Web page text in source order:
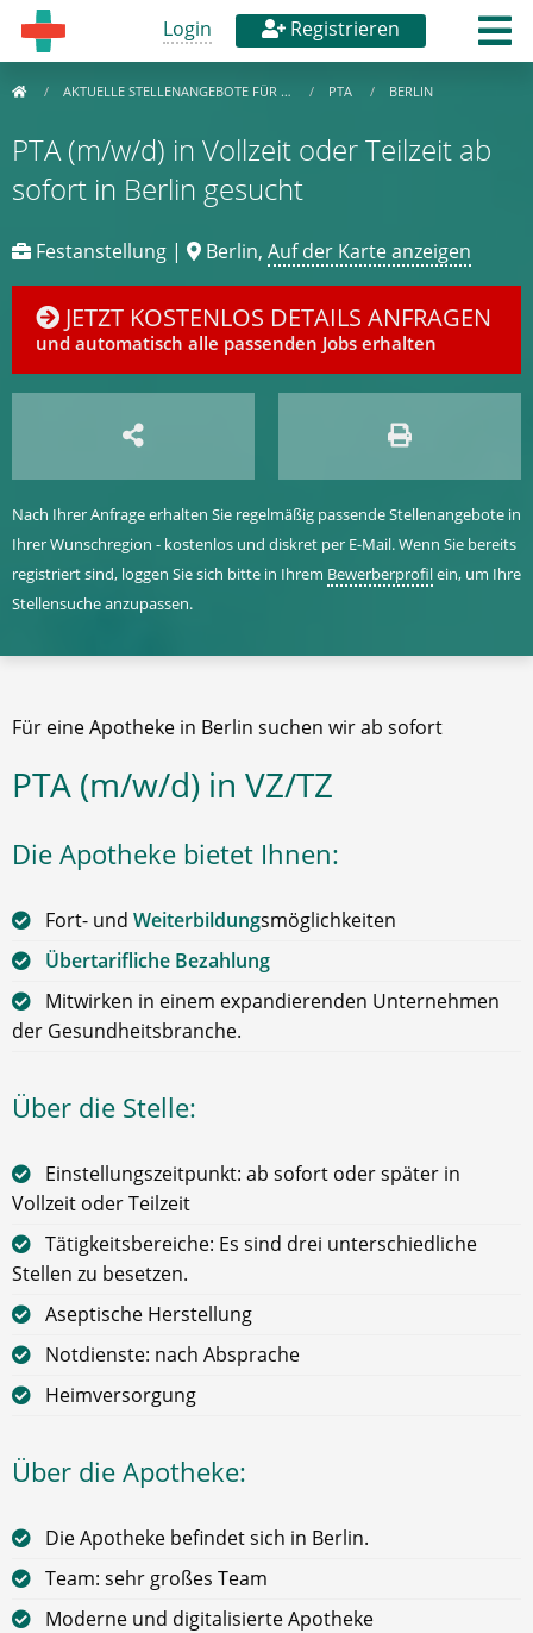
Login Registrieren
AKTUELLE STELLENANGEBOTE FÜR … PTA BERLIN
PTA (m/w/d) in Vollzeit oder Teilzeit ab
sofort in Berlin gesucht
Festanstellung | Berlin, Auf der Karte anzeigen
JETZT KOSTENLOS DETAILS ANFRAGEN
und automatisch alle passenden Jobs erhalten
Nach Ihrer Anfrage erhalten Sie regelmäßig passende Stellenangebote in
Ihrer Wunschregion - kostenlos und diskret per E-Mail. Wenn Sie bereits
registriert sind, loggen Sie sich bitte in Ihrem Bewerberprofilein, um Ihre
Stellensuche anzupassen.
Für eine Apotheke in Berlin suchen wir ab sofort
PTA (m/w/d) in VZ/TZ
Die Apotheke bietet Ihnen:
Fort- und Weiterbildungsmöglichkeiten
Übertarifliche Bezahlung
Mitwirken in einem expandierenden Unternehmen
der Gesundheitsbranche.
Über die Stelle:
Einstellungszeitpunkt: ab sofort oder später in
Vollzeit oder Teilzeit
Tätigkeitsbereiche: Es sind drei unterschiedliche
Stellen zu besetzen.
Aseptische Herstellung
Notdienste: nach Absprache
Heimversorgung
Über die Apotheke:
Die Apotheke befindet sich in Berlin.
Team: sehr großes Team
Moderne und digitalisierte Apotheke